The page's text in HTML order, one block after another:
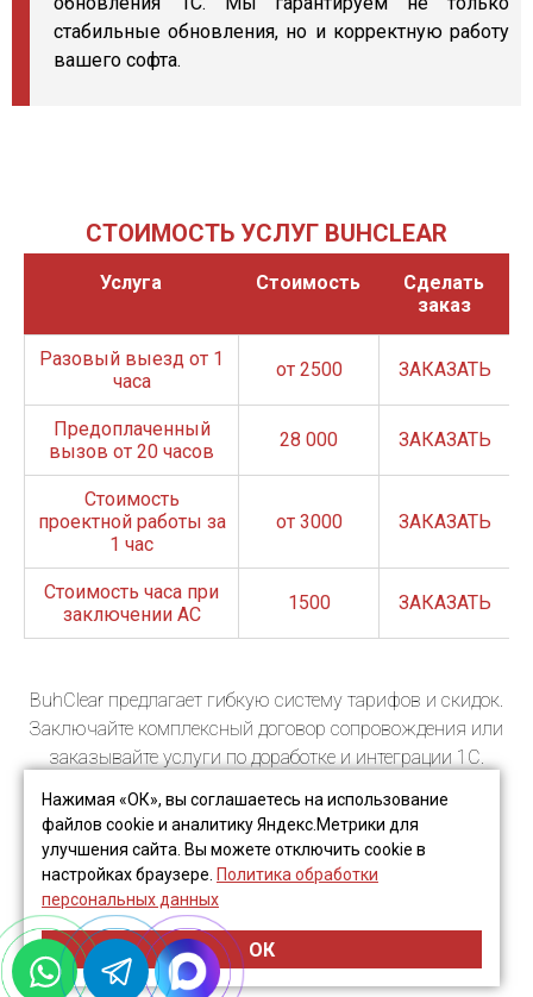
Нажимая «ОК», вы соглашаетесь на использование
файлов cookie и аналитику Яндекс.Метрики для
улучшения сайта. Вы можете отключить cookie в
настройках браузере. Политика обработки
персональных данных
ОК
стабильные обновления, но и корректную работу
вашего софта.
СТОИМОСТЬ УСЛУГ BUHCLEAR
Услуга Стоимость
Сделать
заказ
Разовый выезд от 1
часа
от 2500 ЗАКАЗАТЬ
Предоплаченный
вызов от 20 часов
28 000 ЗАКАЗАТЬ
Стоимость
проектной работы за
1 час
от 3000 ЗАКАЗАТЬ
Стоимость часа при
заключении АС
1500 ЗАКАЗАТЬ
BuhClear предлагает гибкую систему тарифов и скидок.
Заключайте комплексный договор сопровождения или
заказывайте услуги по доработке и интеграции 1С.